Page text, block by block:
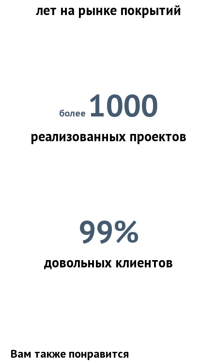
лет на рынке покрытий
более 1000
реализованных проектов
99%
довольных клиентов
Вам также понравится